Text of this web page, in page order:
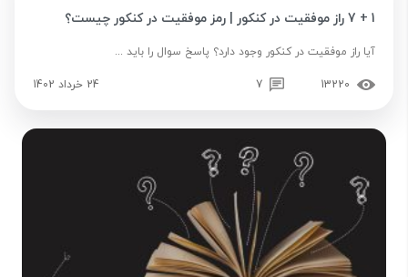
1 + 7 راز موفقیت در کنکور | رمز موفقیت در کنکور چیست؟
آیا راز موفقیت در کنکور وجود دارد؟ پاسخ سوال را باید ...
13220
7 24 خرداد 1402